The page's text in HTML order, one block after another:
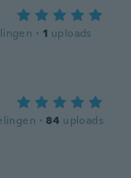
· 1 uploads
· 84 uploads